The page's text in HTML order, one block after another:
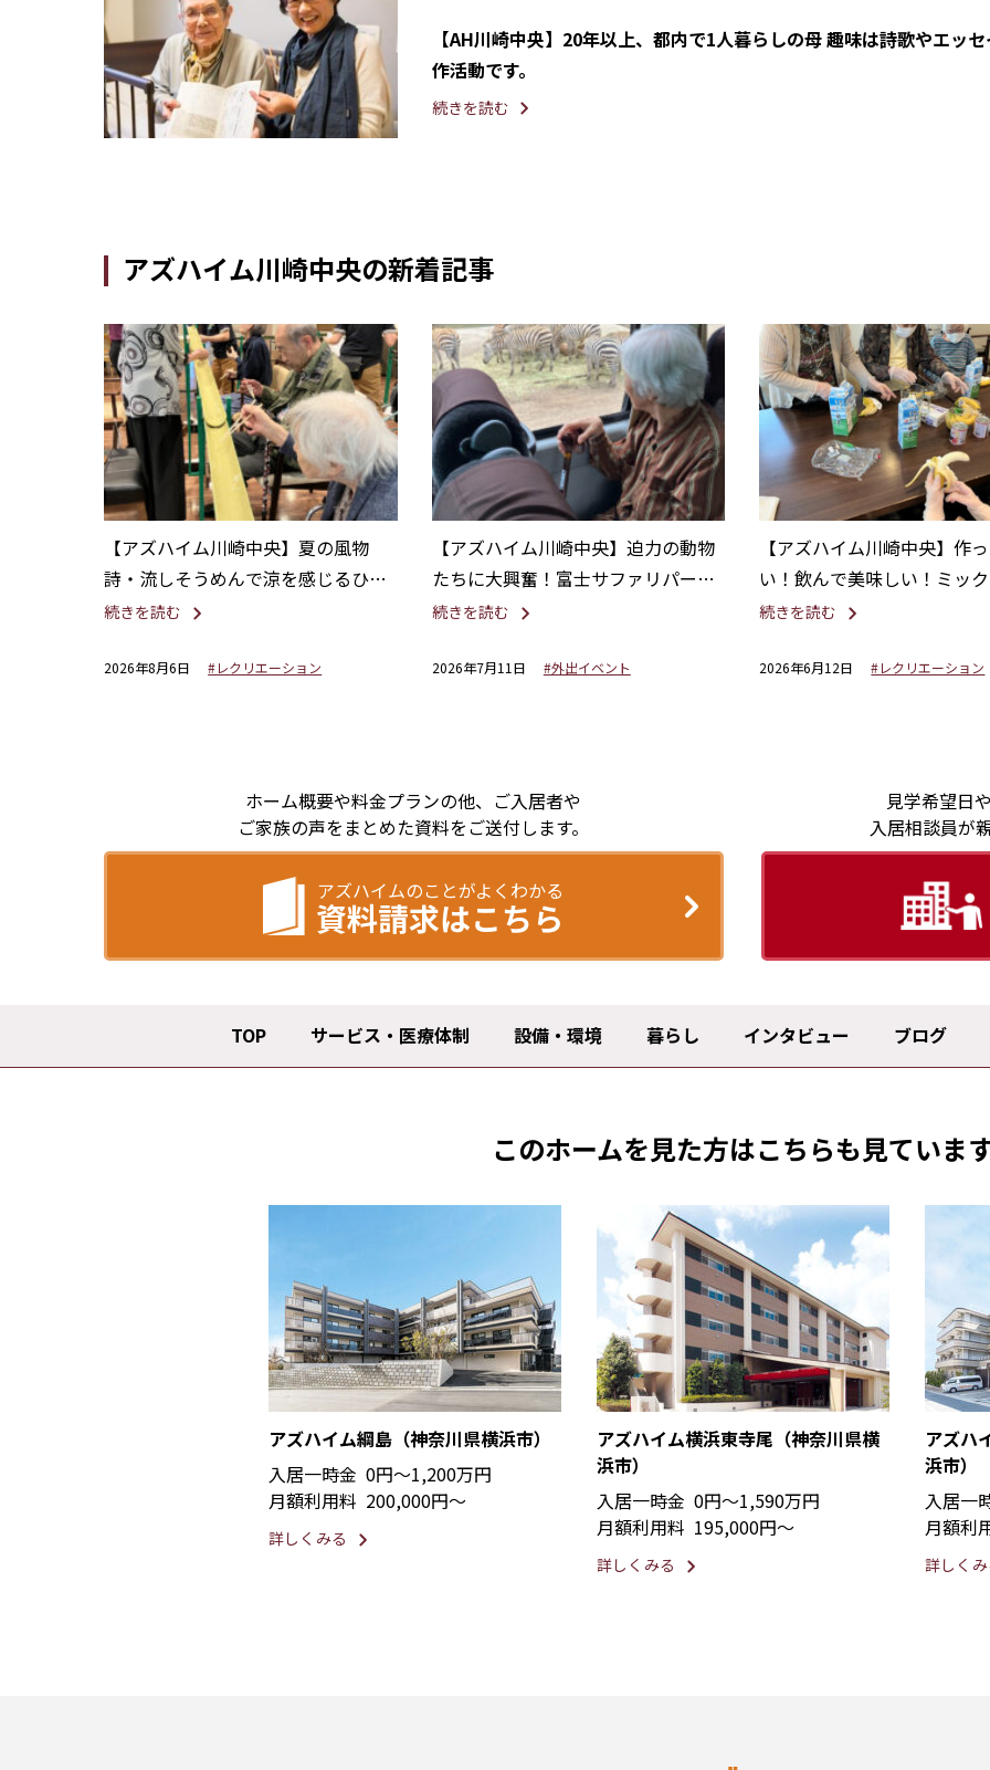
【AH川崎中央】20年以上、都内で1人暮らしの母 趣味は詩歌やエッ
作活動です。
続きを読む
アズハイム川崎中央の新着記事
【アズハイム川崎中央】夏の風物
詩・流しそうめんで涼を感じるひと
とき
続きを読む
2026年8月6日 #レクリエーション
【アズハイム川崎中央】迫力の動物
たちに大興奮！富士サファリパーク
へバス旅行
続きを読む
2026年7月11日 #外出イベント
【アズハイム川崎中央】作
い！飲んで美味しい！ミッ
ース作り
続きを読む
2026年6月12日 #レクリエーション
ホーム概要や料金プランの他、ご入居者や
ご家族の声をまとめた資料をご送付します。
アズハイムのことがよくわかる
資料請求はこちら
見学希望日
入居相談員が
TOP サービス・医療体制 設備・環境 暮らし インタビュー ブログ
このホームを見た方はこちらも見ていま
アズハイム綱島（神奈川県横浜市）
入居一時金 0円〜1,200万円
月額利用料 200,000円〜
詳しくみる
アズハイム横浜東寺尾（神奈川県横
浜市）
入居一時金 0円〜1,590万円
月額利用料 195,000円〜
詳しくみる
アズハ
浜市）
入居一
月額利
詳しくみ